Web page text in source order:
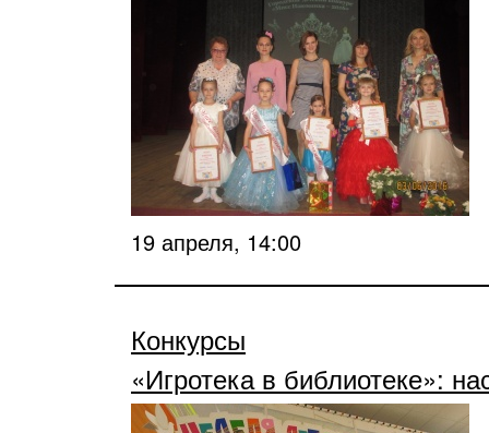
19 апреля, 14:00
Конкурсы
«Игротека в библиотеке»: